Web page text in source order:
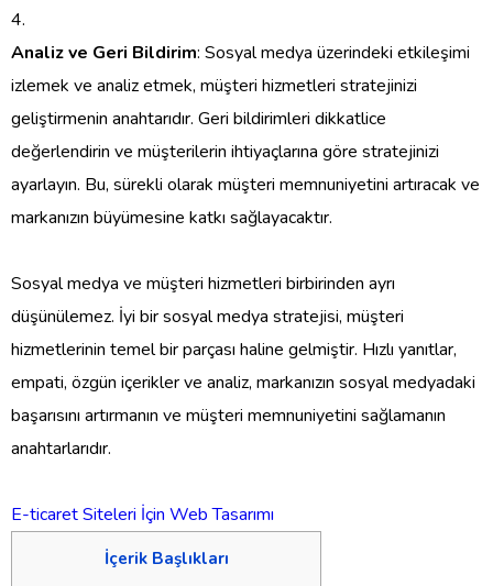
Analiz ve Geri Bildirim: Sosyal medya üzerindeki etkileşimi
izlemek ve analiz etmek, müşteri hizmetleri stratejinizi
geliştirmenin anahtarıdır. Geri bildirimleri dikkatlice
değerlendirin ve müşterilerin ihtiyaçlarına göre stratejinizi
ayarlayın. Bu, sürekli olarak müşteri memnuniyetini artıracak ve
markanızın büyümesine katkı sağlayacaktır.
Sosyal medya ve müşteri hizmetleri birbirinden ayrı
düşünülemez. İyi bir sosyal medya stratejisi, müşteri
hizmetlerinin temel bir parçası haline gelmiştir. Hızlı yanıtlar,
empati, özgün içerikler ve analiz, markanızın sosyal medyadaki
başarısını artırmanın ve müşteri memnuniyetini sağlamanın
anahtarlarıdır.
E-ticaret Siteleri İçin Web Tasarımı
İçerik Başlıkları